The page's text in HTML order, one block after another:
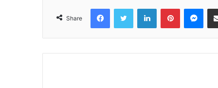
Share
FacebookTwitter LinkedInPinterest